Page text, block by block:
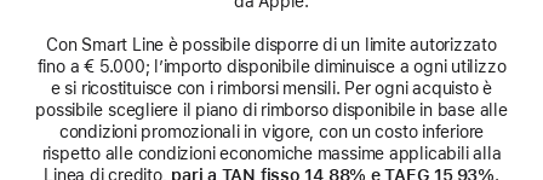
Con Smart Line è possibile disporre di un limite autorizzato
fino a € 5.000; l’importo disponibile diminuisce a ogni utilizzo
e si ricostituisce con i rimborsi mensili. Per ogni acquisto è
possibile scegliere il piano di rimborso disponibile in base alle
condizioni promozionali in vigore, con un costo inferiore
rispetto alle condizioni economiche massime applicabili alla
Linea di credito, pari a TAN fisso 14,88% e TAEG 15,93%.